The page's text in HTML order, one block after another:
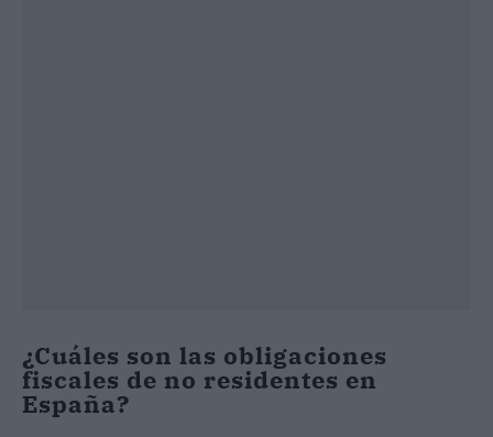
¿Cuáles son las obligaciones
fiscales de no residentes en
España?